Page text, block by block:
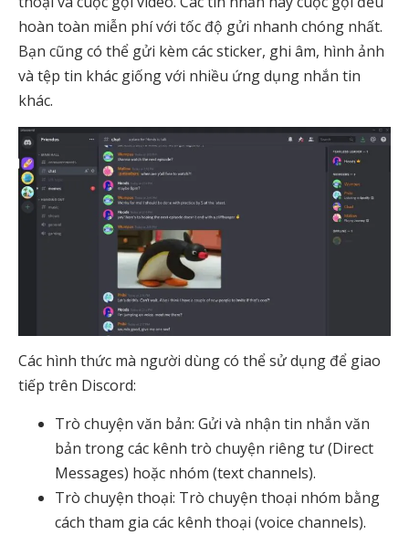
hoàn toàn miễn phí với tốc độ gửi nhanh chóng nhất.
Bạn cũng có thể gửi kèm các sticker, ghi âm, hình ảnh
và tệp tin khác giống với nhiều ứng dụng nhắn tin
khác.
Các hình thức mà người dùng có thể sử dụng để giao
tiếp trên Discord:
Trò chuyện văn bản: Gửi và nhận tin nhắn văn
bản trong các kênh trò chuyện riêng tư (Direct
Messages) hoặc nhóm (text channels).
Trò chuyện thoại: Trò chuyện thoại nhóm bằng
cách tham gia các kênh thoại (voice channels).